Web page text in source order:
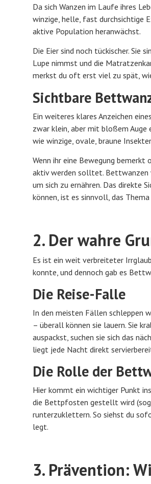
Da sich Wanzen im Laufe ihres
winzige, helle, fast durchsichtige
aktive Population heranwächst.
Die Eier sind noch tückischer.
Lupe nimmst und die
merkst du oft erst viel zu spät,
Sichtbare
Ein weiteres klares Anzeichen
zwar klein, aber mit bloßem Auge
wie winzige, ovale, braune
Wenn ihr eine Bewegung
aktiv werden solltet. Bettwanzen
um sich zu ernähren. Das direkte
können, ist es sinnvoll, das Thema
2. Der wahre
Es ist ein weit verbreiteter
konnte, und dennoch gab es
Die Reise-Falle
In den meisten Fällen schleppen
– überall können sie lauern. Sie
auspackst, suchen sie sich das
liegt jede Nacht direkt
Die Rolle der
Hier kommt ein wichtiger Punkt
die Bettpfosten gestellt wird
runterzuklettern. So siehst du
legt.
3. Prävention: